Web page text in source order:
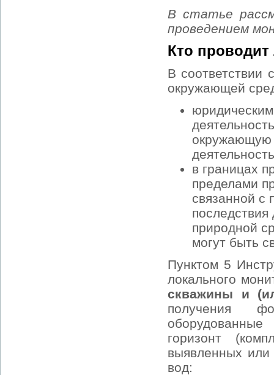
В статье
проведением
Кто
В
окружающей
окружающую
в границах
пределами
связанной с
природной
могут быть
Пунктом 5
локального
скважины и
получения
горизонт
выявленных или
вод: